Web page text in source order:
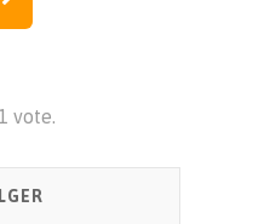
vote.